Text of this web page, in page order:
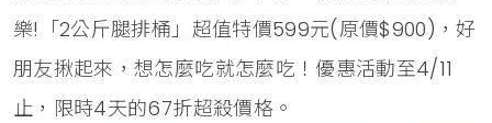
樂!「2公斤腿排桶」超值特價599元(原價$900)，好
朋友揪起來，想怎麼吃就怎麼吃！優惠活動至4/11
止，限時4天的67折超殺價格。